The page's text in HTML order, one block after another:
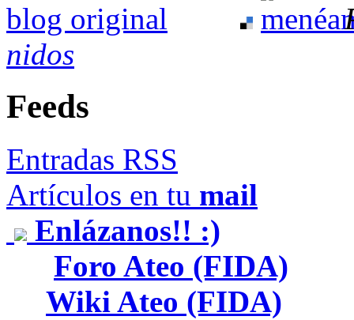
nidos
Feeds
Entradas RSS
Artículos en tu mail
Enlázanos!! :)
Foro Ateo (FIDA)
Wiki Ateo (FIDA)